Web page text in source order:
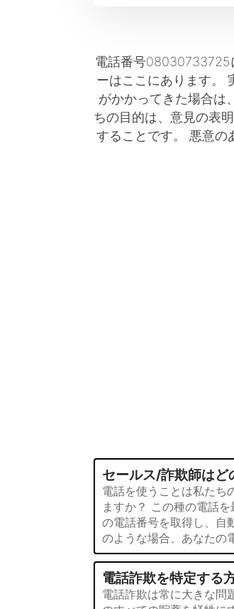
電話番号08030733725
ーはここにあります。
がかかってきた場合は
ちの目的は、意見の表
することです。 悪意の
セールス/詐欺師はど
電話を使うことは私たち
ますか？ この種の電話
の電話番号を取得し、自
のような場合、あなたの
電話詐欺を特定する
電話詐欺は常に大きな問